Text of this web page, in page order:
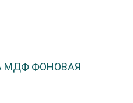
МДФ ФОНОВАЯ